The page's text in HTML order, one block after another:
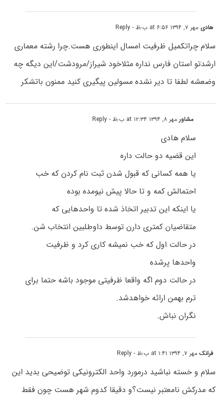
هادی مهر ۷, ۱۳۹۴ at ۶:۵۶ ب٫ظ - Reply
سلام چراتکمیل ظرفیت امسال اینطوری هست.چرا رشته معماری
ارشدتو استان فارس نداره مثلاخود شیراز/مرودشت/این دیگه چه
وضعشه لطفا تا دیر نشده مسولین پیگیری کنید ممنون باتشکر
مشاورمهر ۸, ۱۳۹۴ at ۱۲:۳۴ ب٫ظ - Reply
سلام هادی
این قضیه دو حالت داره
یا همه کسانی که قبول شدن ثبت نام کردن که خب
احتمالش کمه و تا حالا پیش نیومده بوده
یا اینکه این تدبیر اتخاذ شده تا واحدهایی که
متقاضیان کمتری دارن توسط داوطلبین انتخاب شن.
در حالت اول که خب نمیشه کاری کرد و ظرفیت
واحدها پرشده
در حالت دوم اگه واقعا ظرفیتی موجود باشه حتما برای
ترم بهمن ارائه خواهدشد.
نگران نباش.
فرانکمهر ۷, ۱۳۹۴ at ۱:۴۱ ب٫ظ - Reply
سلام و خسته نباشید درمورد واحد الکترونیکی توضیحی بدید این
که مدرکش نامعتبر نیست؟و دقیقا کدوم شهر هست چون فقط